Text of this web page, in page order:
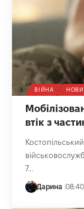
ВІЙНА
втік з
7…
Дарина